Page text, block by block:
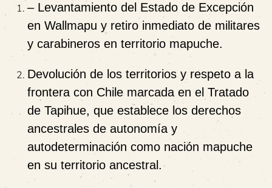
– Levantamiento del Estado de Excepción
en Wallmapu y retiro inmediato de militares
y carabineros en territorio mapuche.
Devolución de los territorios y respeto a la
frontera con Chile marcada en el Tratado
de Tapihue, que establece los derechos
ancestrales de autonomía y
autodeterminación como nación mapuche
en su territorio ancestral.